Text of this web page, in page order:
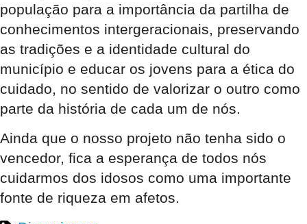
população para a importância da partilha de
conhecimentos intergeracionais, preservando
as tradições e a identidade cultural do
município e educar os jovens para a ética do
cuidado, no sentido de valorizar o outro como
parte da história de cada um de nós.
Ainda que o nosso projeto não tenha sido o
vencedor, fica a esperança de todos nós
cuidarmos dos idosos como uma importante
fonte de riqueza em afetos.